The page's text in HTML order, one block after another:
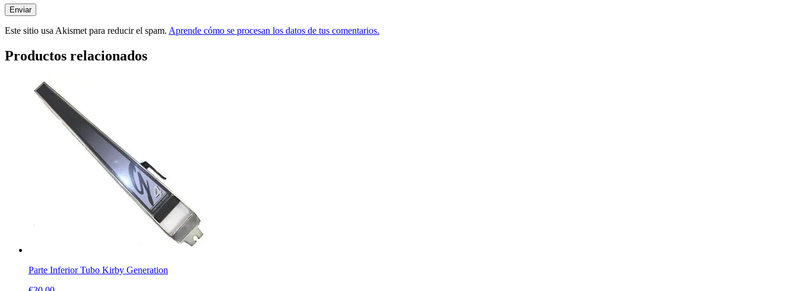
Este sitio usa Akismet para reducir el spam. Aprende cómo se procesan los datos de tus comentarios.
Productos relacionados
Parte Inferior Tubo Kirby Generation